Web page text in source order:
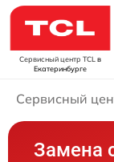
Сервисный центр TCL в
Екатеринбурге
Сервисный
Замена